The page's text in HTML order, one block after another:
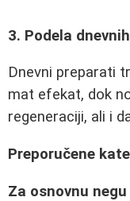
3. Podela
Dnevni preparati
mat efekat, dok
regeneraciji, ali i
Preporučene
Za osnovnu negu